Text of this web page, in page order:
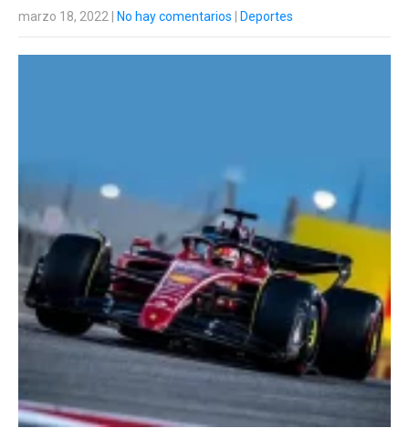
marzo 18, 2022 No hay comentarios Deportes